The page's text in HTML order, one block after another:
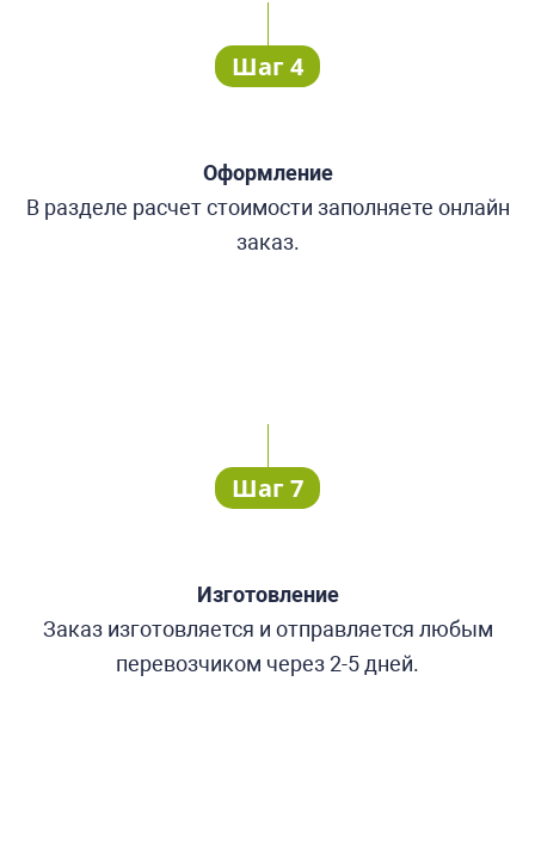
Шаг 4
Оформление
В разделе расчет стоимости заполняете онлайн
заказ.
Шаг 7
Изготовление
Заказ изготовляется и отправляется любым
перевозчиком через 2-5 дней.